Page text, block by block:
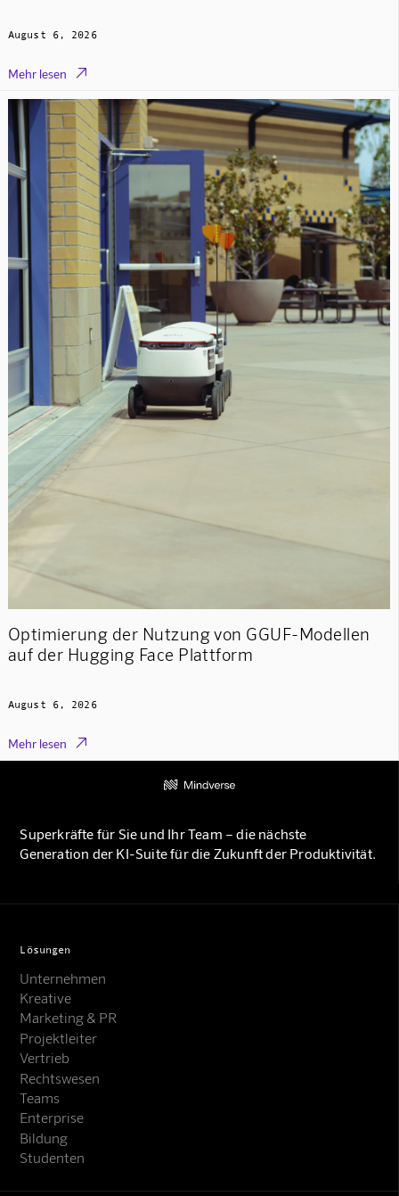
August 6, 2026
Mehr lesen 
Optimierung der Nutzung von GGUF-Modellen
auf der Hugging Face Plattform
August 6, 2026
Mehr lesen 
Superkräfte für Sie und Ihr Team – die nächste
Generation der KI-Suite für die Zukunft der Produktivität.
Lösungen
Unternehmen
Kreative
Marketing & PR
Projektleiter
Vertrieb
Rechtswesen
Teams
Enterprise
Bildung
Studenten